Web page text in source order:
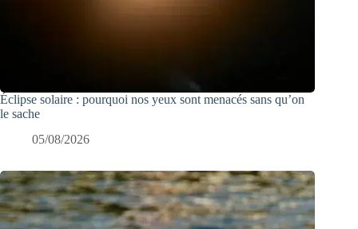
Éclipse solaire : pourquoi nos yeux sont menacés sans qu’on
le sache
05/08/2026